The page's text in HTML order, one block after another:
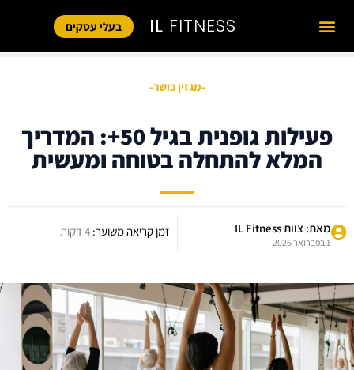
IL FITNESS בעלי עסקים
-מגזין כושר-
פעילות גופנית בגיל 50+: המדריך
המלא להתחלה בטוחה ומעשית
מאת: צוות IL Fitness
1 בפברואר 2026
זמן קריאה משוער: